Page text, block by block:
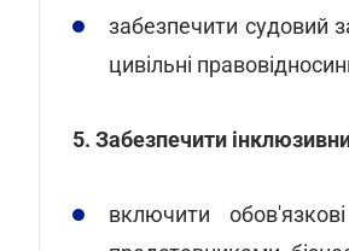
забезпечити судовий
цивільні
5. Забезпечити
включити